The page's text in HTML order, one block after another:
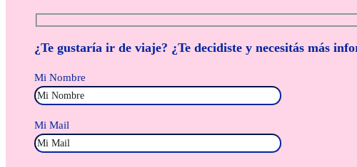
¿Te gustaría ir de viaje? ¿Te decidiste y necesitás más
Mi Nombre
Mi Mail